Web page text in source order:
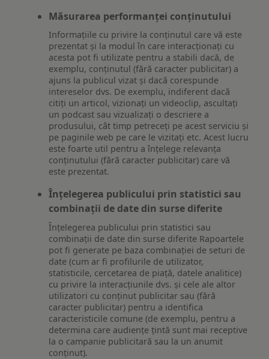
Măsurarea performanței conținutului
Informațiile cu privire la conținutul care vă este
prezentat și la modul în care interacționați cu
acesta pot fi utilizate pentru a stabili dacă, de
exemplu, conținutul (fără caracter publicitar) a
ajuns la publicul vizat și dacă corespunde
intereselor dvs. De exemplu, indiferent dacă
citiți un articol, vizionați un videoclip, ascultați
un podcast sau vizualizați o descriere a
produsului, cât timp petreceți pe acest serviciu și
pe paginile web pe care le vizitați etc. Acest lucru
este foarte util pentru a înțelege relevanța
conținutului (fără caracter publicitar) care vă
este prezentat.
Înțelegerea publicului prin statistici sau
combinații de date din surse diferite
Înțelegerea publicului prin statistici sau
combinații de date din surse diferite Rapoartele
pot fi generate pe baza combinației de seturi de
date (cum ar fi profilurile de utilizator,
statisticile, cercetarea de piață, datele analitice)
cu privire la interacțiunile dvs. și cele ale altor
utilizatori cu conținut publicitar sau (fără
caracter publicitar) pentru a identifica
caracteristicile comune (de exemplu, pentru a
determina care audiențe țintă sunt mai receptive
la o campanie publicitară sau la un anumit
conținut).